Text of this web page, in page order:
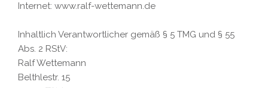
Internet: www.ralf-wettemann.de
Inhaltlich Verantwortlicher gemäß § 5 TMG und § 55
Abs. 2 RStV:
Ralf Wettemann
Belthlestr. 15